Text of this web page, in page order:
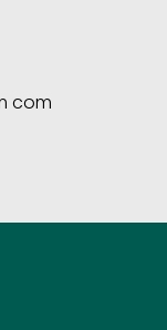
com